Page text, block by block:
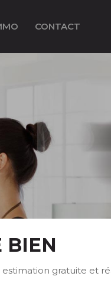
CONTACT
BIEN
gratuite et